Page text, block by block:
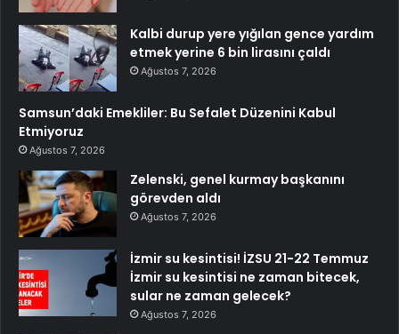
Kalbi durup yere yığılan gence yardım
etmek yerine 6 bin lirasını çaldı
Ağustos 7, 2026
Samsun’daki Emekliler: Bu Sefalet Düzenini Kabul
Etmiyoruz
Ağustos 7, 2026
Zelenski, genel kurmay başkanını
görevden aldı
Ağustos 7, 2026
İzmir su kesintisi! İZSU 21-22 Temmuz
İzmir su kesintisi ne zaman bitecek,
sular ne zaman gelecek?
Ağustos 7, 2026